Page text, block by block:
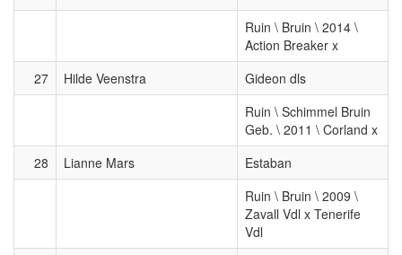
Ruin \ Bruin \ 2014 \
Action Breaker x
27
Hilde Veenstra
Gideon dls
Ruin \ Schimmel Bruin
Geb. \ 2011 \ Corland x
28
Lianne Mars
Estaban
Ruin \ Bruin \ 2009 \
Zavall Vdl x Tenerife
Vdl